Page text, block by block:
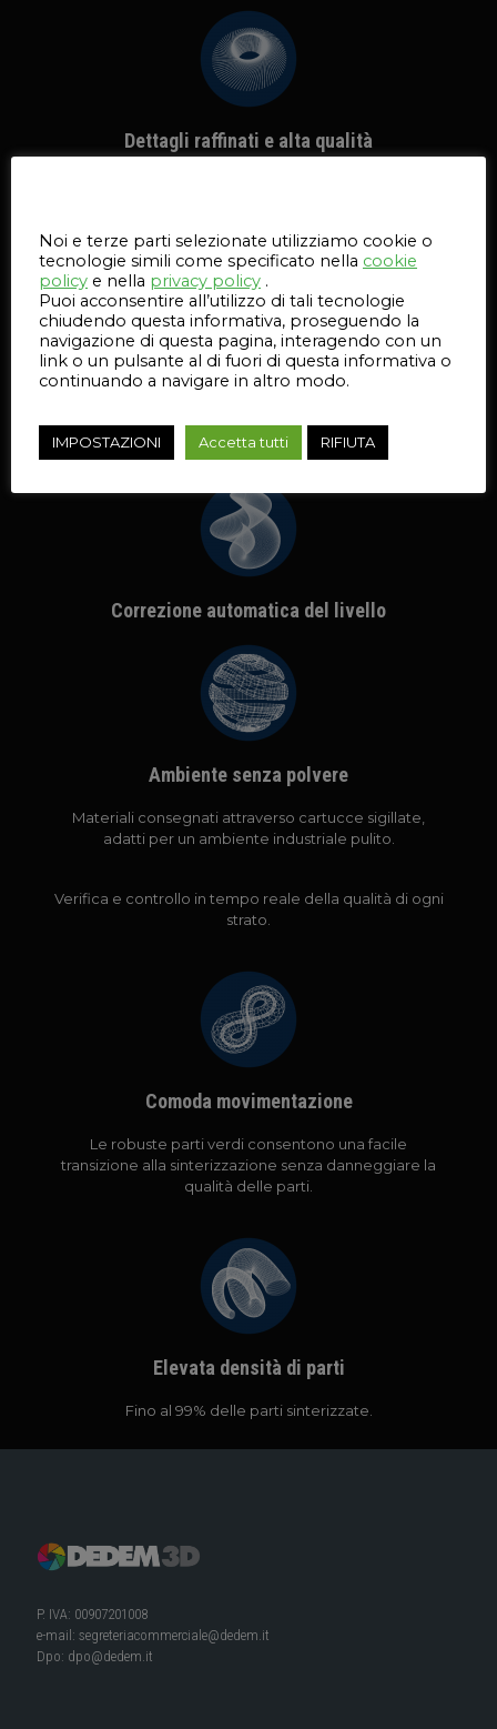
Dettagli raffinati e alta qualità
Gamma di dimensioni
Parti dai 2 mm agli oltre 400 mm.
Correzione automatica del livello
Ambiente senza polvere
Materiali consegnati attraverso cartucce sigillate,
adatti per un ambiente industriale pulito.
Verifica e controllo in tempo reale della qualità di ogni
strato.
Comoda movimentazione
Le robuste parti verdi consentono una facile
transizione alla sinterizzazione senza danneggiare la
qualità delle parti.
Elevata densità di parti
Fino al 99% delle parti sinterizzate.
P. IVA: 00907201008
e-mail: segreteriacommerciale@dedem.it
Dpo: dpo@dedem.it
Noi e terze parti selezionate utilizziamo cookie o
tecnologie simili come specificato nella cookie
policy e nella privacy policy .
Puoi acconsentire all’utilizzo di tali tecnologie
chiudendo questa informativa, proseguendo la
navigazione di questa pagina, interagendo con un
link o un pulsante al di fuori di questa informativa o
continuando a navigare in altro modo.
IMPOSTAZIONI Accetta tutti RIFIUTA